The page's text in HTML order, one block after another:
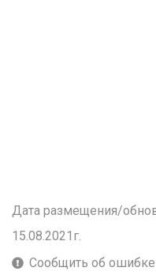
Дата размещения/
15.08.2021г.
Сообщить об ошибке